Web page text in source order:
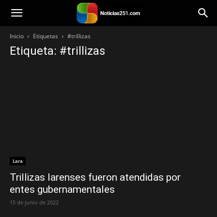
Noticias251
Inicio Etiquetas #trillizas
Etiqueta: #trillizas
Lara
Trillizas larenses fueron atendidas por
entes gubernamentales
15 de junio de 2022